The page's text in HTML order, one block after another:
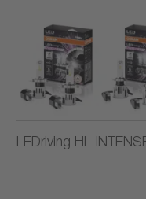
LEDriving HL